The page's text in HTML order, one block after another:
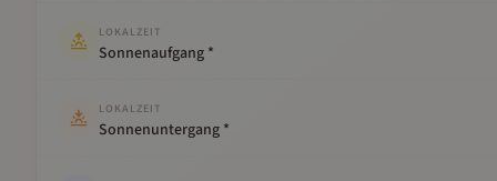
LOKALZEIT
Sonnenaufgang *
LOKALZEIT
Sonnenuntergang *